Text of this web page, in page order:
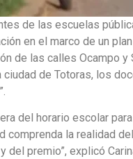
de las escuelas
en el marco de un
de las calles Ocampo y
de Totoras, los
del horario escolar
comprenda la realidad
premio”, explicó